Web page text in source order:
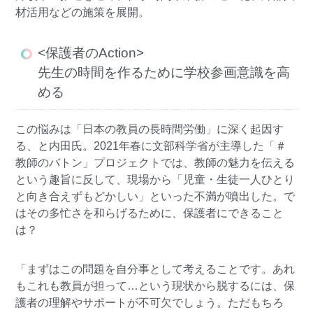
材活用などの施策を展開。
<保護者のAction>
先生の時間を作るために学校参画意識を高
める
この悩みは「日本の教員の長時間労働」に深く起因す
る、と内田氏。2021年春に文部科学省が主導した「＃
教師のバトン」プロジェクトでは、教師の魅力を伝える
という趣旨に反して、現場から「児童・生徒一人ひとり
と向き合えずもどかしい」といった不満が噴出した。で
はその多忙さを和らげるために、保護者にできること
は？
「まずはこの問題を自分事として考えることです。あれ
もこれも教員が担って…という現状から脱するには、保
護者の理解やサポートが不可欠でしょう。ただもちろ